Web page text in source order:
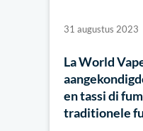
31 augustus 2023
La World
en tassi di
traditionele